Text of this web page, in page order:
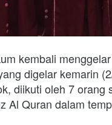
kembali
digelar kemarin
diikuti oleh 7 orang
Al Quran dalam